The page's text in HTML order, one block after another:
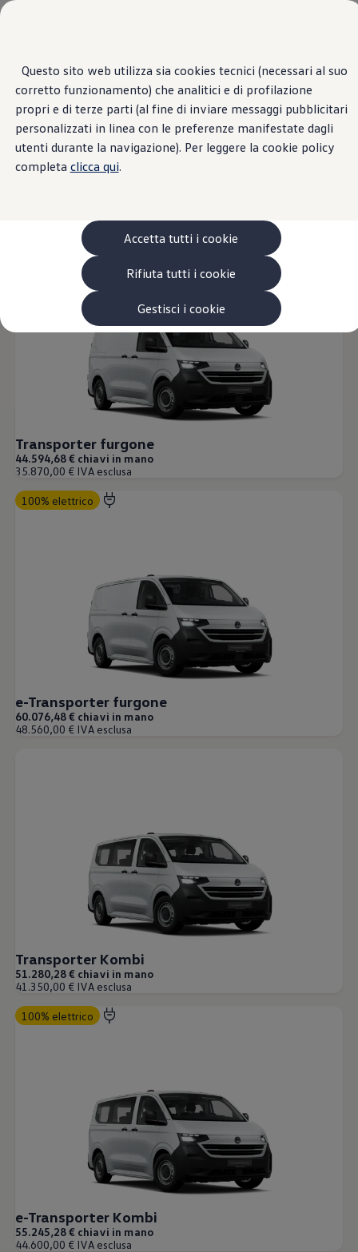
Questo sito web utilizza sia cookies tecnici (necessari al suo
corretto funzionamento) che analitici e di profilazione
propri e di terze parti (al fine di inviare messaggi pubblicitari
personalizzati in linea con le preferenze manifestate dagli
utenti durante la navigazione). Per leggere la cookie policy
completa clicca qui.
Accetta tutti i cookie
Rifiuta tutti i cookie
Gestisci i cookie
Passa ai
contenuti
principali
Passa
a
fondo
pagina
VanLife
Pick-up
Veicoli Commerciali Elettrici
Van
Modelli precedenti
Confronta i modelli
Configurazioni salvate
Volkswagen Auto
Acquista il tuo Veicolo Volkswagen
Ecoincentivi Volkswagen
5 Plus
Usato Certificato
Garanzia Usato
Assicurazioni
Clienti Business
Gamma, promozioni e servizi
Service Flotte
Area Contatti Clienti Business
Servizi Finanziari
Progetto Valore Volkswagen
Più Credito
Noleggio
Leasing Finanziario
Servizi Assicurativi
Polizza Protezione Credito
Assicurazione GAP Protezioneventi
Estensione Garanzia Usato
Furto e incendio
Sistemi di Identificazione Veicolo
Listini e Dati tecnici
Veicoli in pronta consegna
Mobilità elettrica e Ibrida Plug-In
Guida sui veicoli elettrici e sulle batterie
Veicoli elettrici
Soluzioni di ricarica e autonomia
Simulatore del tempo di ricarica
Simulatore dell’autonomia
Ricarica domestica
Ricarica in movimento
Accessori per la ricarica
Aggiornamenti software
Aggiornamenti software per ID. Buzz
Car-Net e App-connect
California App
Promozioni
Manutenzione e Servizi
Piani di Manutenzione
Ricambi, Oli Motore e Fluidi
Ruote e Pneumatici
Servizio Officina Mobile
Accessori
Manuale uso e Manutenzione
Il Bar del Lunedì
VanLife Stories
75 anni di Bulli
Guida autonoma
ID. Buzz al World Ducati Week 2026
Panoramica Versioni Motori Esterni Interni Ruote
18 Modelli
Disponibile anche in versione ibrida
Transporter furgone
44.594,68 € chiavi in mano
35.870,00 € IVA esclusa
100% elettrico
e-Transporter furgone
60.076,48 € chiavi in mano
48.560,00 € IVA esclusa
Transporter Kombi
51.280,28 € chiavi in mano
41.350,00 € IVA esclusa
100% elettrico
e-Transporter Kombi
55.245,28 € chiavi in mano
44.600,00 € IVA esclusa